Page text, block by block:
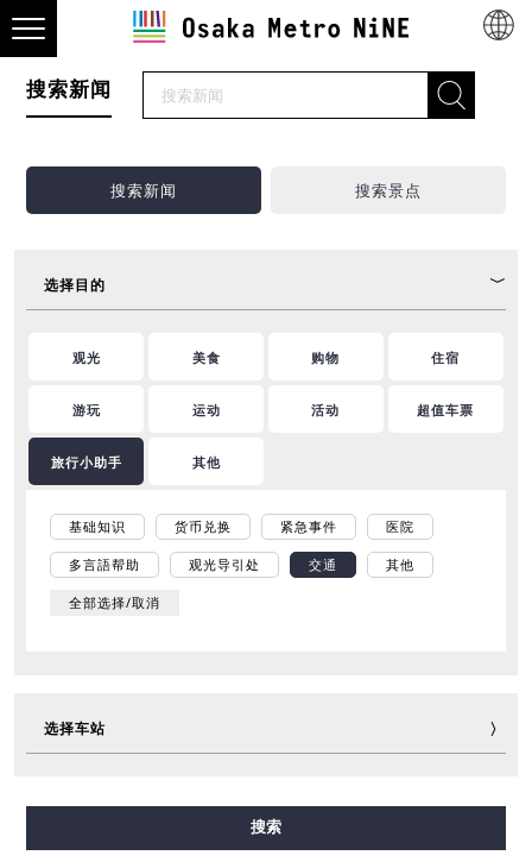
搜索新闻
搜索新闻 搜索景点
选择目的
观光 美食 购物 住宿
游玩 运动 活动 超值车票
旅行小助手 其他
基础知识 货币兑换 紧急事件 医院
多言語帮助 观光导引处 交通 其他
全部选择/取消
选择车站
搜索